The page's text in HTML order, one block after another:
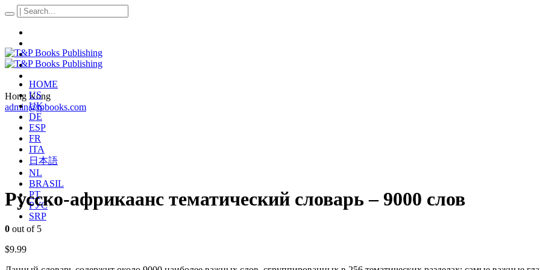
Hong Kong
admin@tpbooks.com
HOME
US
UK
DE
ESP
FR
ITA
日本語
NL
BRASIL
PT
РУС
SRP
Русско-африкаанс тематический словарь – 9000 слов
0 out of 5
$9.99